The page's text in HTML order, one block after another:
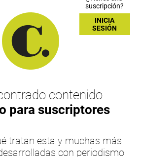
suscripción?
INICIA
SESIÓN
contenido
para suscriptores
tratan esta y muchas más
con periodismo